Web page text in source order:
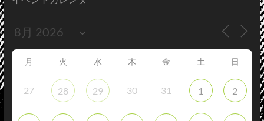
月 火 水 木 金 土 日
27 28 29 30 31 1 2